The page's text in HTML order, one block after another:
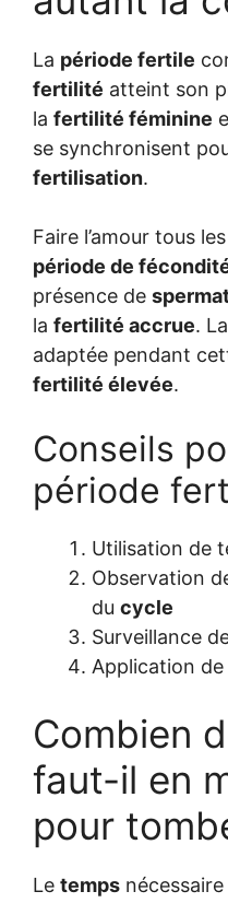
La période fertile
fertilité atteint son
la fertilité féminine
se synchronisent
fertilisation.
Faire l’amour tous
période de
présence de
la fertilité accrue. La
adaptée pendant
fertilité élevée.
Conseils
période
Utilisation de
Observation
du cycle
Surveillance
Application
Combien
faut-il en
pour
Le temps